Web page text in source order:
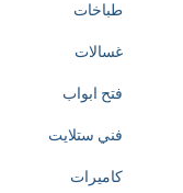
طباخات
غسالات
فتح ابواب
فني ستلايت
كاميرات